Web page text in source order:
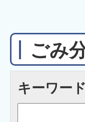
ごみ
キーワー